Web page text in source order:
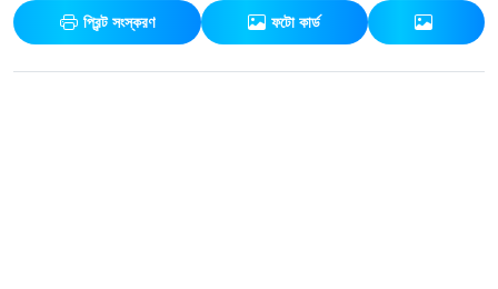
প্রিন্ট সংস্করণ ফটো কার্ড